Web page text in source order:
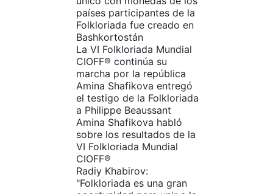
países participantes de la
Folkloriada fue creado en
Bashkortostán
La VI Folkloriada Mundial
CIOFF®️ continúa su
marcha por la república
Amina Shafikova entregó
el testigo de la Folkloriada
a Philippe Beaussant‎
Amina Shafikova habló
sobre los resultados de la
VI Folkloriada Mundial
CIOFF®️
Radiy Khabirov:
"Folkloriada es una gran